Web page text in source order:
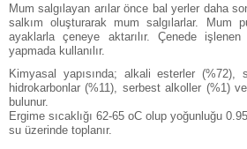
Mum salgılayan arılar önce bal yerler daha
salkım oluşturarak mum salgılarlar. Mum
ayaklarla çeneye aktarılır. Çenede
yapmada kullanılır.
Kimyasal yapısında; alkali esterler (%72),
hidrokarbonlar (%11), serbest alkoller (%1)
bulunur.
Ergime sıcaklığı 62-65 oC olup yoğunluğu
su üzerinde toplanır.